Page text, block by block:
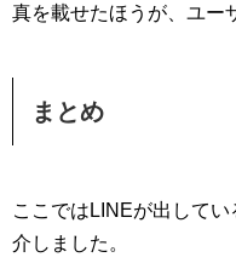
真を載せたほうが、ユー
まとめ
ここではLINEが出して
介しました。